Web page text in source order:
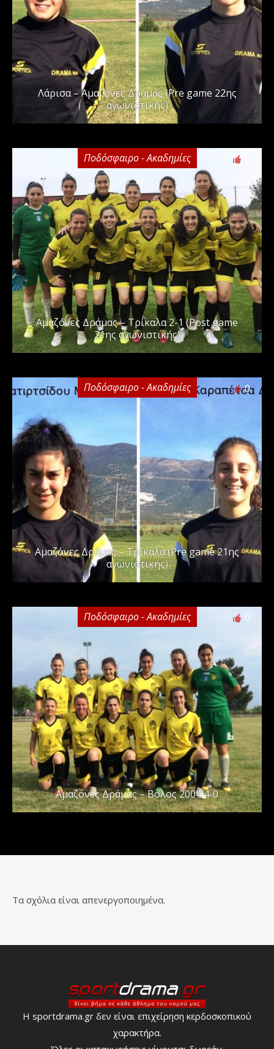
Λάρισα – Αμαζόνες Δράμας (Pre game 22ης
αγωνιστικής)
Ποδόσφαιρο - Ακαδημίες
Αμαζόνες Δράμας – Τρίκαλα 2-1 (Post game
21ης αγωνιστικής)
Ποδόσφαιρο - Ακαδημίες 0
Αμαζόνες Δράμας – Τρίκαλα (Pre game 21ης
αγωνιστικής)
Ποδόσφαιρο - Ακαδημίες 0
Αμαζόνες Δράμας – Βόλος 2004 4-0
Τα σχόλια είναι απενεργοποιημένα.
Η sportdrama.gr δεν είναι επιχείρηση κερδοσκοπικού
χαρακτήρα.